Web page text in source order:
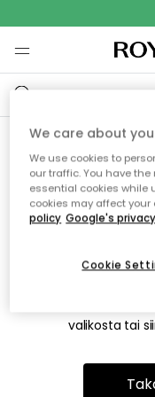
Emme
Tämä voi johtua
on siirretty
valikosta tai
We care about
We use cookies to
our traffic. You have
essential cookies while
cookies may affect your
policy Google's
Cookie